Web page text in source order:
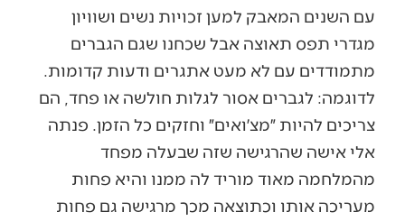
עם השנים המאבק למען זכויות נשים ושוויון
מגדרי תפס תאוצה אבל שכחנו שגם הגברים
מתמודדים עם לא מעט אתגרים ודעות קדומות.
לדוגמה: לגברים אסור לגלות חולשה או פחד, הם
צריכים להיות ״מצ׳ואים״ וחזקים כל הזמן. פנתה
אלי אישה שהרגישה שזה שבעלה מפחד
מהמלחמה מאוד מוריד לה ממנו והיא פחות
מעריכה אותו וכתוצאה מכך מרגישה גם פחות